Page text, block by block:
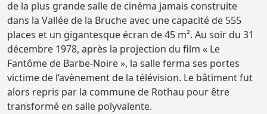
de la plus grande salle de cinéma jamais construite
dans la Vallée de la Bruche avec une capacité de 555
places et un gigantesque écran de 45 m². Au soir du 31
décembre 1978, après la projection du film « Le
Fantôme de Barbe-Noire », la salle ferma ses portes
victime de l’avènement de la télévision. Le bâtiment fut
alors repris par la commune de Rothau pour être
transformé en salle polyvalente.